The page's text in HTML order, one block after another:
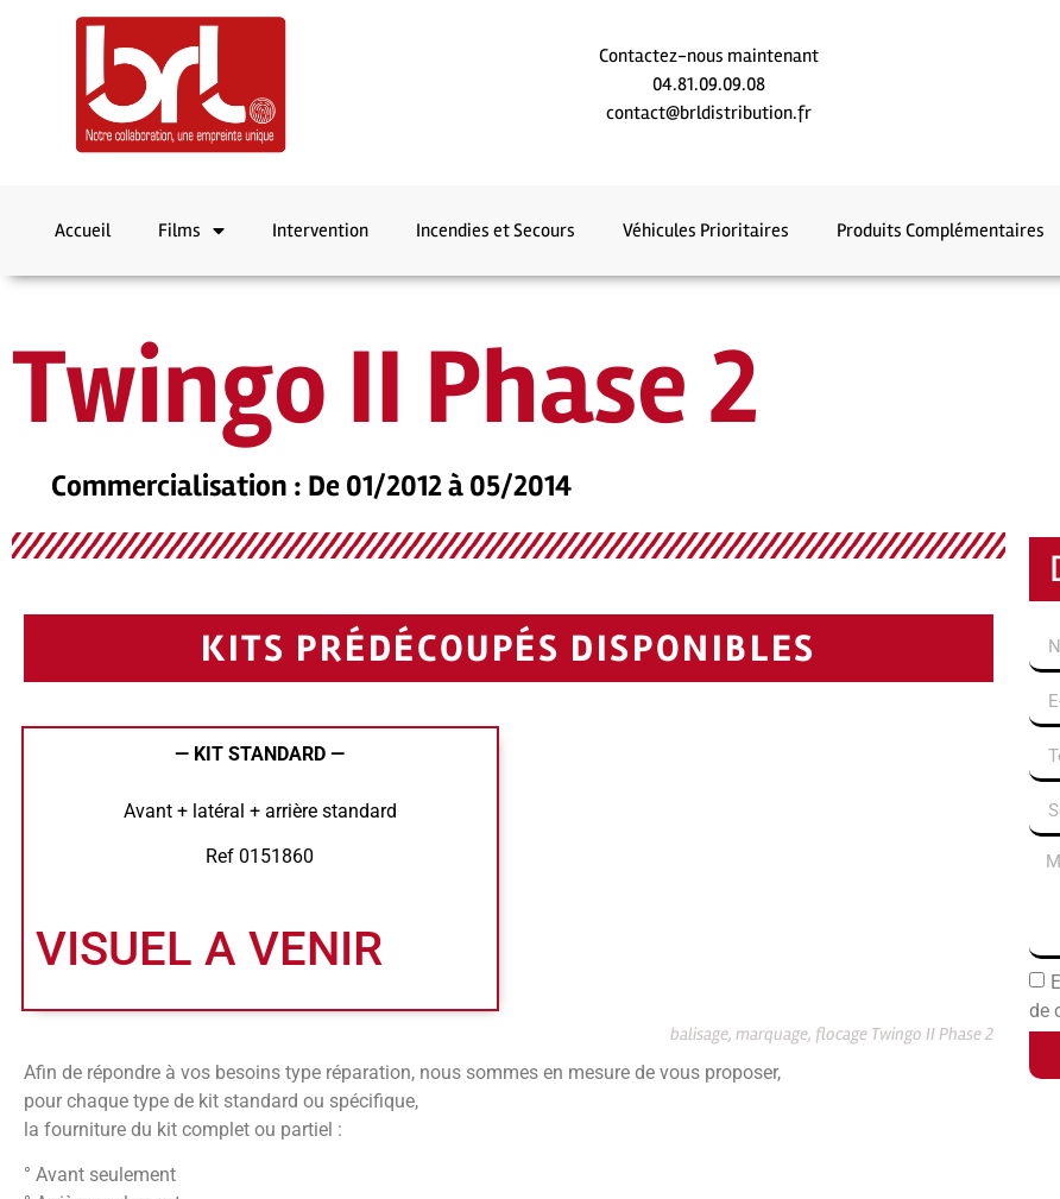
Contactez-nous maintenant
04.81.09.09.08
contact@brldistribution.fr
Accueil Films Intervention Incendies et Secours Véhicules Prioritaires Produits Complémentaires
Twingo II Phase 2
Commercialisation : De 01/2012 à 05/2014
KITS PRÉDÉCOUPÉS DISPONIBLES
— KIT STANDARD —
Avant + latéral + arrière standard
Ref 0151860
VISUEL A VENIR
balisage, marquage, flocage Twingo II Phase 2
Afin de répondre à vos besoins type réparation, nous sommes en mesure de vous proposer,
pour chaque type de kit standard ou spécifique,
la fourniture du kit complet ou partiel :
° Avant seulement
de